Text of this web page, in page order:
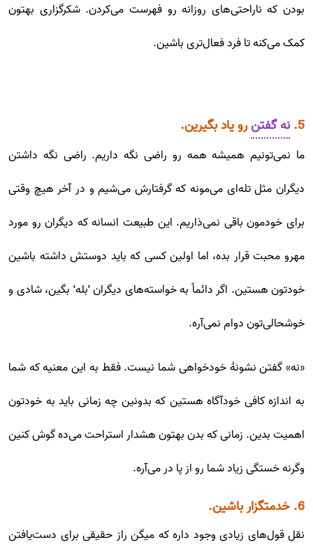
بودن که ناراحتی‌های روزانه رو فهرست می‌کردن. شکرگزاری بهتون
کمک می‌کنه تا فرد فعال‌تری باشین.
5. نه گفتنرو یاد بگیرین.
ما نمی‌تونیم همیشه همه رو راضی نگه داریم. راضی نگه داشتن
دیگران مثل تله‌ای می‌مونه که گرفتارش می‌شیم و در آخر هیچ وقتی
برای خودمون باقی نمی‌ذاریم. این طبیعت انسانه که دیگران رو مورد
مهرو محبت قرار بده، اما اولین کسی که باید دوستش داشته باشین
خودتون هستین. اگر دائماً به خواسته‌های دیگران 'بله' بگین، شادی و
خوشحالی‌تون دوام نمی‌آره.
«نه» گفتن نشونۀ خودخواهی شما نیست. فقط به این معنیه که شما
به اندازه کافی خودآگاه هستین که بدونین چه زمانی باید به خودتون
اهمیت بدین. زمانی که بدن بهتون هشدار استراحت می‌ده گوش کنین
وگرنه خستگی زیاد شما رو از پا در می‌آره.
6. خدمتگزار باشین.
نقل قول‌های زیادی وجود داره که میگن راز حقیقی برای دست‌یافتن